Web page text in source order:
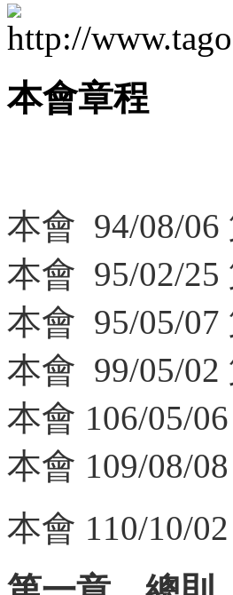
本會章程
本會 94/08/06
本會 95/02/25
本會 95/05/07
本會 99/05/02
本會 106/05/
本會 109/08/
本會 110/10/